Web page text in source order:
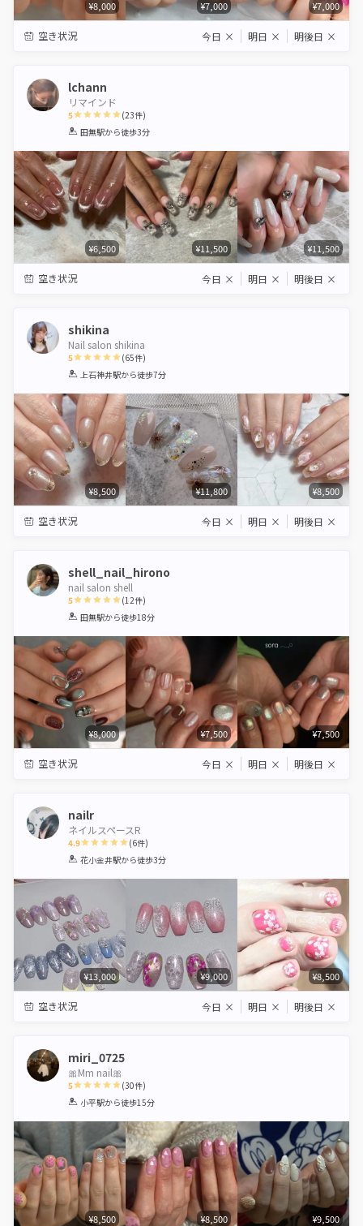
¥8,000 ¥7,000 ¥7,000
空き状況 今日 × 明日 × 明後日 ×
lchann
リマインド
5
1 2 3 4 5
(23件)
田無駅から徒歩3分
¥6,500 ¥11,500 ¥11,500
空き状況 今日 × 明日 × 明後日 ×
shikina
Nail salon shikina
5
1 2 3 4 5
(65件)
上石神井駅から徒歩7分
¥8,500 ¥11,800 ¥8,500
空き状況 今日 × 明日 × 明後日 ×
shell_nail_hirono
nail salon shell
5
1 2 3 4 5
(12件)
田無駅から徒歩18分
¥8,000 ¥7,500 ¥7,500
空き状況 今日 × 明日 × 明後日 ×
nailr
ネイルスペースR
4.9
1 2 3 4 5
(6件)
花小金井駅から徒歩3分
¥13,000 ¥9,000 ¥8,500
空き状況 今日 × 明日 × 明後日 ×
miri_0725
🎀Mm nail🎀
5
1 2 3 4 5
(30件)
小平駅から徒歩15分
¥8,500 ¥8,500 ¥9,500